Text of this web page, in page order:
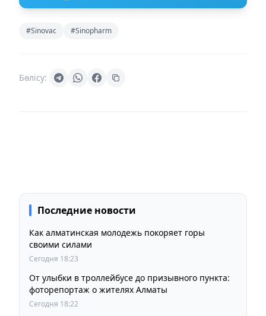
#Sinovac #Sinopharm
Бөлісу:
Последние новости
Как алматинская молодежь покоряет горы
своими силами
Сегодня 18:23
От улыбки в троллейбусе до призывного пункта:
фоторепортаж о жителях Алматы
Сегодня 18:22